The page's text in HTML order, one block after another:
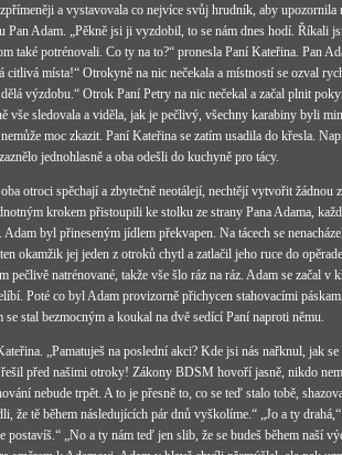
a vystavovala co nejvíce svůj hrudník, aby
Pan Adam. „Pěkně jsi ji vyzdobil, to se nám dnes hodí. Říkali
také potrénovali. Co ty na to?“ pronesla Paní Kateřina. Pan
místa!“ Otrokyně na nic nečekala a místností se ozval
výzdobu.“ Otrok Paní Petry na nic nečekal a začal plnit
sledovala a viděla, jak je pečlivý, všechny karabiny byli
moc zkazit. Paní Kateřina se zatím usadila do křesla.
jednohlasně a oba odešli do kuchyně pro tácy.
otroci spěchají a zbytečně neotálejí, nechtějí vytvořit
krokem přistoupili ke stolku ze strany Pana Adama,
Adam byl přineseným jídlem překvapen. Na tácech se
okamžik jej jeden z otroků chytl a zatlačil jeho ruce do
pečlivě natrénované, takže vše šlo ráz na ráz. Adam se začal
Poté co byl Adam provizorně přichycen stahovacími
stal bezmocným a koukal na dvě sedící Paní naproti němu.
„Pamatuješ na poslední akci? Kde jsi nás nařknul, jak
před našimi otroky! Zákony BDSM hovoří jasně, nikdo
nebude trpět. A to je přesně to, co se teď stalo tobě,
že tě během následujících pár dnů vyškolíme.“ „Jo a ty
„No a ty nám teď jen slib, že se budeš během naší